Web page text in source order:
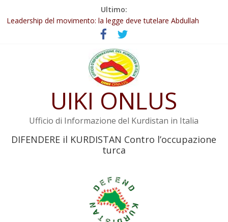
Ultimo:
Abdullah Öcalan: Le legge negativa deve essere trasformata in
legge positiva
Leadership del movimento: la legge deve tutelare Abdullah
Commissione donne del KNK: Şengal è di nuovo sotto minaccia
Non tenere conto della situazione di Rêber Apo ostacolerebbe
Il KNK chiede un’azione internazionale contro i crimini di guerra
UIKI ONLUS
Ufficio di Informazione del Kurdistan in Italia
DIFENDERE il KURDISTAN Contro l’occupazione
turca